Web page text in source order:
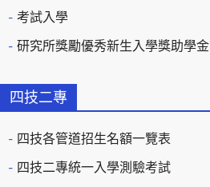
考試入學
研究所獎勵優秀新生入學獎助學金
四技二專
四技各管道招生名額一覽表
四技二專統一入學測驗考試